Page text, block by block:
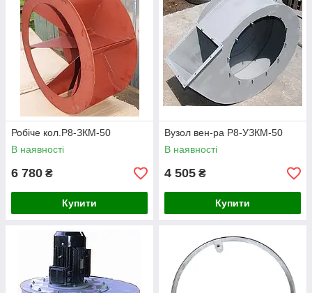
Робіче кол.Р8-ЗКМ-50
В наявності
6 780 ₴
Купити
Вузол вен-ра Р8-УЗКМ-50
В наявності
4 505 ₴
Купити